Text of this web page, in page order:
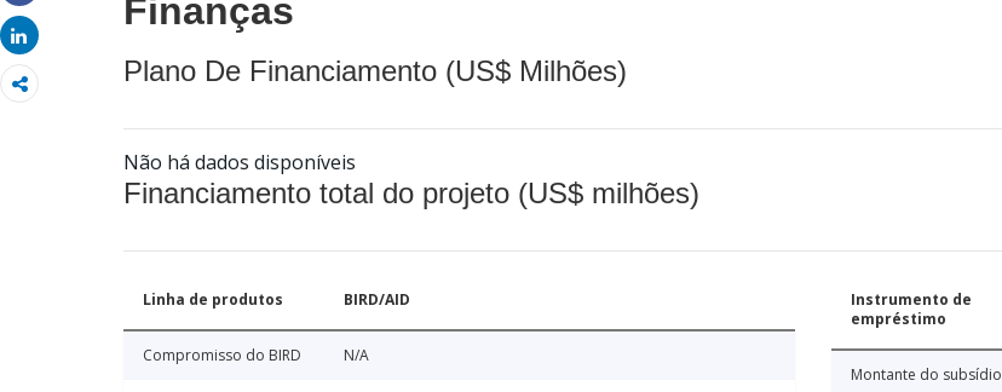
Share
Share
Finanças
Plano De Financiamento (US$ Milhões)
Não há dados disponíveis
Financiamento total do projeto (US$ milhões)
Linha de produtos BIRD/AID
Compromisso do BIRD N/A
Instrumento de
empréstimo
Montante do subsídio